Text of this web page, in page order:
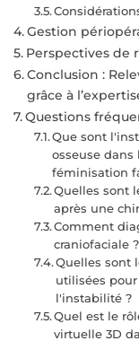
Gestion
Perspectives de
Conclusion :
grâce à
Questions
Que sont
osseuse
féminisation
Quelles sont
après une
Comment
craniofaciale ?
Quelles sont
utilisées
l'instabilité ?
Quel est le
virtuelle 3D